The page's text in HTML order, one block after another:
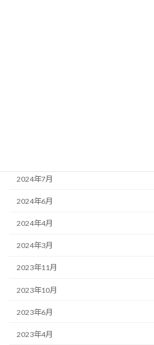
2024年7月
2024年6月
2024年4月
2024年3月
2023年11月
2023年10月
2023年6月
2023年4月